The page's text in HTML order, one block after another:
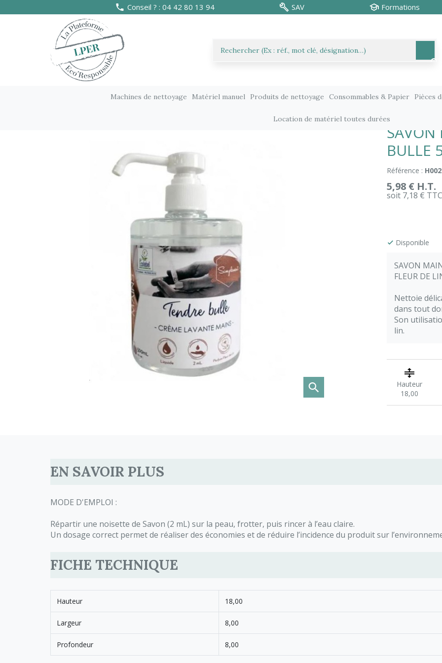
Conseil ? : 04 42 80 13 94 SAV Formations
Machines de nettoyage Matériel manuel Produits de nettoyage Consommables & Papier Pièces
Location de matériel toutes durées
SAVON
BULLE
Référence :
5,98 € H.T.
soit 7,18 €
Disponible
SAVON
FLEUR DE
Nettoie
dans tout
Son
lin.
Hauteur
18,00
EN SAVOIR PLUS
MODE D'EMPLOI :
Répartir une noisette de Savon (2 mL) sur la peau, frotter, puis rincer à l’eau claire.
Un dosage correct permet de réaliser des économies et de réduire l’incidence du produit sur
FICHE TECHNIQUE
Hauteur 18,00
Largeur 8,00
Profondeur 8,00